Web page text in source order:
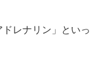
ドレナリン」といっ